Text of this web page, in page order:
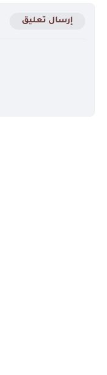
إرسال تعليق